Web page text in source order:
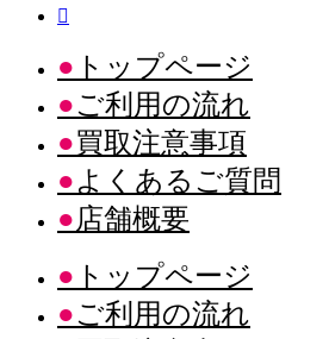
トップページ
ご利用の流れ
買取注意事項
よくあるご質問
店舗概要
トップページ
ご利用の流れ